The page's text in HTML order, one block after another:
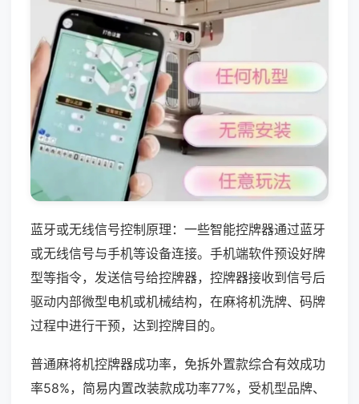
蓝牙或无线信号控制原理：一些智能控牌器通过蓝牙
或无线信号与手机等设备连接。手机端软件预设好牌
型等指令，发送信号给控牌器，控牌器接收到信号后
驱动内部微型电机或机械结构，在麻将机洗牌、码牌
过程中进行干预，达到控牌目的。
普通麻将机控牌器成功率，免拆外置款综合有效成功
率58%，简易内置改装款成功率77%，受机型品牌、